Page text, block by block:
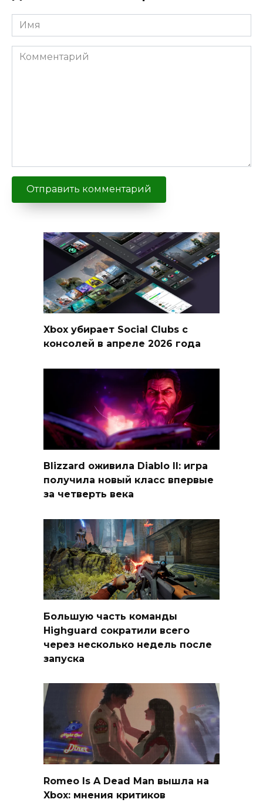
Имя
Комментарий
Xbox убирает Social Clubs с
консолей в апреле 2026 года
Blizzard оживила Diablo II: игра
получила новый класс впервые
за четверть века
Большую часть команды
Highguard сократили всего
через несколько недель после
запуска
Romeo Is A Dead Man вышла на
Xbox: мнения критиков